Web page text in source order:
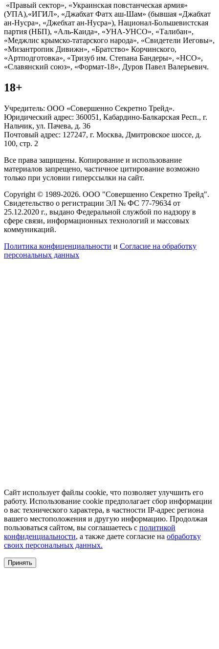
«Правый сектор», «Украинская повстанческая армия»
(УПА),«ИГИЛ», «Джабхат Фатх аш-Шам» (бывшая «Джабхат
ан-Нусра», «Джебхат ан-Нусра»), Национал-Большевистская
партия (НБП), «Аль-Каида», «УНА-УНСО», «Талибан»,
«Меджлис крымско-татарского народа», «Свидетели Иеговы»,
«Мизантропик Дивижн», «Братство» Корчинского,
«Артподготовка», «Тризуб им. Степана Бандеры», «НСО»,
«Славянский союз», «Формат-18», Дуров Павел Валерьевич.
18+
Учредитель: ООО «Совершенно Секретно Трейд».
Юридический адрес: 360051, Кабардино-Балкарская Респ., г.
Нальчик, ул. Пачева, д. 36
Почтовый адрес: 127247, г. Москва, Дмитровское шоссе, д.
100, стр. 2
Все права защищены. Копирование и использование
материалов запрещено, частичное цитирование возможно
только при условии гиперссылки на сайт.
Copyright © 1989-2026. ООО "Совершенно Секретно Трейд".
Свидетельство о регистрации ЭЛ № ФС 77-79634 от
25.12.2020 г., выдано Федеральной службой по надзору в
сфере связи, информационных технологий и массовых
коммуникаций.
Политика конфиценциальности и Согласие на обработку
персональных данных
Сайт использует файлы cookie, что позволяет улучшить его
работу. Использование cookie предполагает сбор информации
о вас технического характера, в частности IP-адрес региона
вашего местоположения и другую информацию. Продолжая
пользоваться сайтом, вы соглашаетесь с политикой
конфиденциальности, а также даете согласие на обработку
своих персональных данных.
Принять